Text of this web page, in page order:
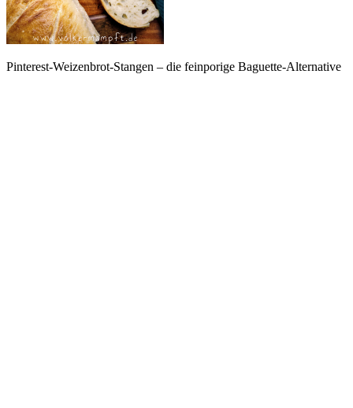
Pinterest-Weizenbrot-Stangen – die feinporige Baguette-Alternative